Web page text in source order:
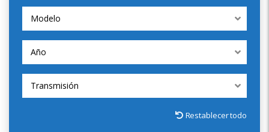
Modelo
Año
Transmisión
Restablecer todo